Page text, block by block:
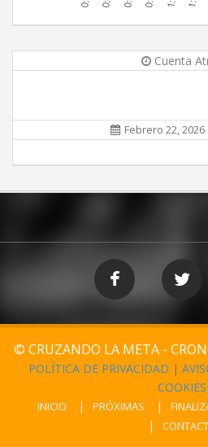
Cuenta
Febrero 22, 2026
© CRUZANDO LA META -
POLÍTICA DE PRIVACIDAD |
COOKIES
INICIO PRÓXIMAS